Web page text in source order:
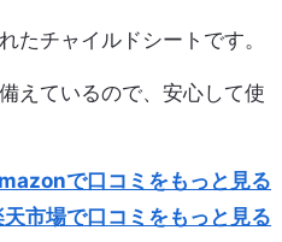
たチャイルドシートです。
えているので、安心して使
で口コミをもっと見る
天市場で口コミをもっと見る